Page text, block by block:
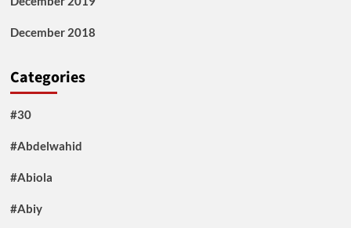
December 2018
Categories
#30
#Abdelwahid
#Abiola
#Abiy